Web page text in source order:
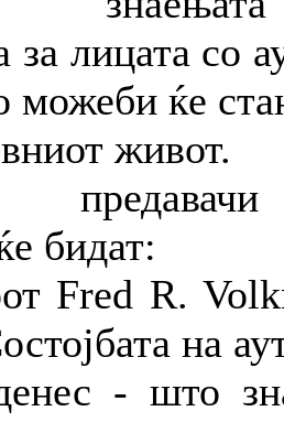
за лицата со
можеби ќе
живот.
бидат:
Fred R.
на
- што